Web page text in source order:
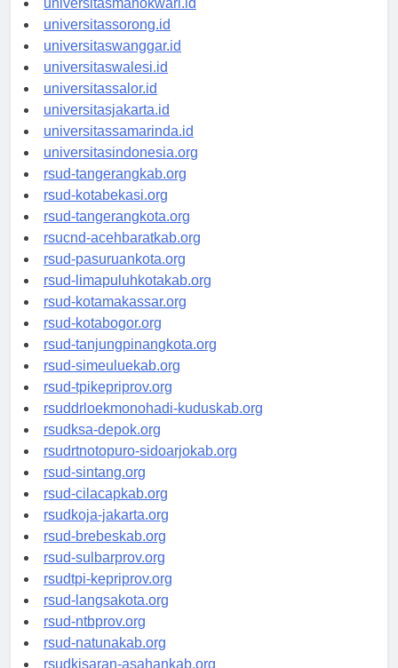
universitasmanokwari.id
universitassorong.id
universitaswanggar.id
universitaswalesi.id
universitassalor.id
universitasjakarta.id
universitassamarinda.id
universitasindonesia.org
rsud-tangerangkab.org
rsud-kotabekasi.org
rsud-tangerangkota.org
rsucnd-acehbaratkab.org
rsud-pasuruankota.org
rsud-limapuluhkotakab.org
rsud-kotamakassar.org
rsud-kotabogor.org
rsud-tanjungpinangkota.org
rsud-simeuluekab.org
rsud-tpikepriprov.org
rsuddrloekmonohadi-kuduskab.org
rsudksa-depok.org
rsudrtnotopuro-sidoarjokab.org
rsud-sintang.org
rsud-cilacapkab.org
rsudkoja-jakarta.org
rsud-brebeskab.org
rsud-sulbarprov.org
rsudtpi-kepriprov.org
rsud-langsakota.org
rsud-ntbprov.org
rsud-natunakab.org